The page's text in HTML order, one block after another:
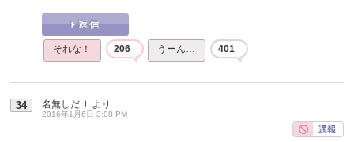
それな！ 206 うーん… 401
34 名無しだＪ より
2016年1月6日 3:08 PM